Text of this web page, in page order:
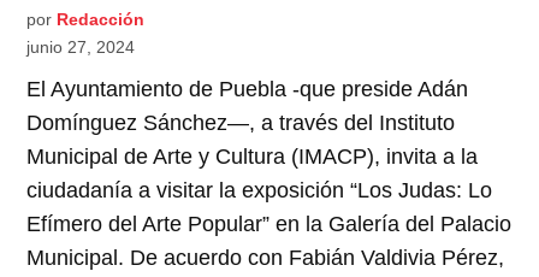
por Redacción
junio 27, 2024
El Ayuntamiento de Puebla -que preside Adán
Domínguez Sánchez—, a través del Instituto
Municipal de Arte y Cultura (IMACP), invita a la
ciudadanía a visitar la exposición “Los Judas: Lo
Efímero del Arte Popular” en la Galería del Palacio
Municipal. De acuerdo con Fabián Valdivia Pérez,